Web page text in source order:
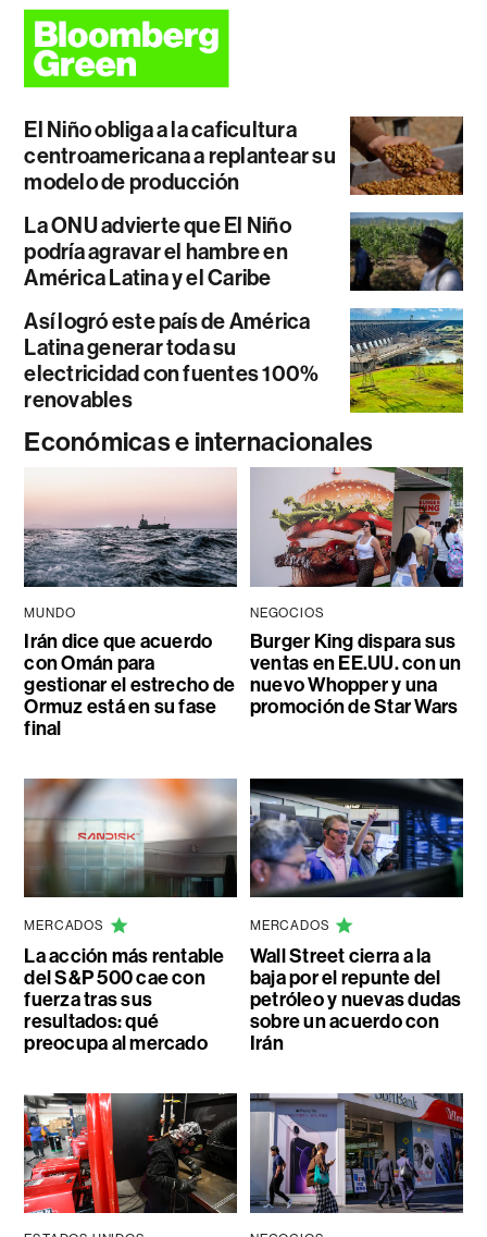
El Niño obliga a la caficultura
centroamericana a replantear su
modelo de producción
La ONU advierte que El Niño
podría agravar el hambre en
América Latina y el Caribe
Así logró este país de América
Latina generar toda su
electricidad con fuentes 100%
renovables
Económicas e internacionales
MUNDO
Irán dice que acuerdo
con Omán para
gestionar el estrecho de
Ormuz está en su fase
final
NEGOCIOS
Burger King dispara sus
ventas en EE.UU. con un
nuevo Whopper y una
promoción de Star Wars
MERCADOS
La acción más rentable
del S&P 500 cae con
fuerza tras sus
resultados: qué
preocupa al mercado
MERCADOS
Wall Street cierra a la
baja por el repunte del
petróleo y nuevas dudas
sobre un acuerdo con
Irán